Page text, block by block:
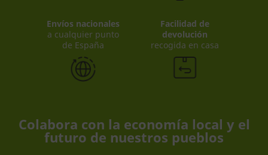
Envíos nacionales
a cualquier punto
de España
Facilidad de
devolución
recogida en casa
Colabora con la economía local y el
futuro de nuestros pueblos